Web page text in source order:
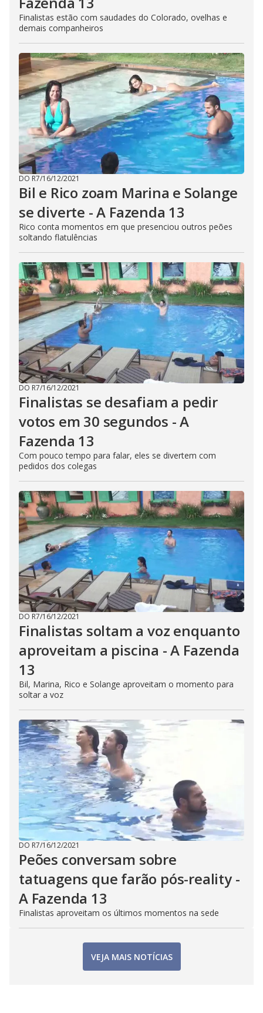
Finalistas estão com saudades do Colorado, ovelhas e
demais companheiros
DO R7/16/12/2021
Bil e Rico zoam Marina e Solange
se diverte - A Fazenda 13
Rico conta momentos em que presenciou outros peões
soltando flatulências
DO R7/16/12/2021
Finalistas se desafiam a pedir
votos em 30 segundos - A
Fazenda 13
Com pouco tempo para falar, eles se divertem com
pedidos dos colegas
DO R7/16/12/2021
Finalistas soltam a voz enquanto
aproveitam a piscina - A Fazenda
13
Bil, Marina, Rico e Solange aproveitam o momento para
soltar a voz
DO R7/16/12/2021
Peões conversam sobre
tatuagens que farão pós-reality -
A Fazenda 13
Finalistas aproveitam os últimos momentos na sede
VEJA MAIS NOTÍCIAS